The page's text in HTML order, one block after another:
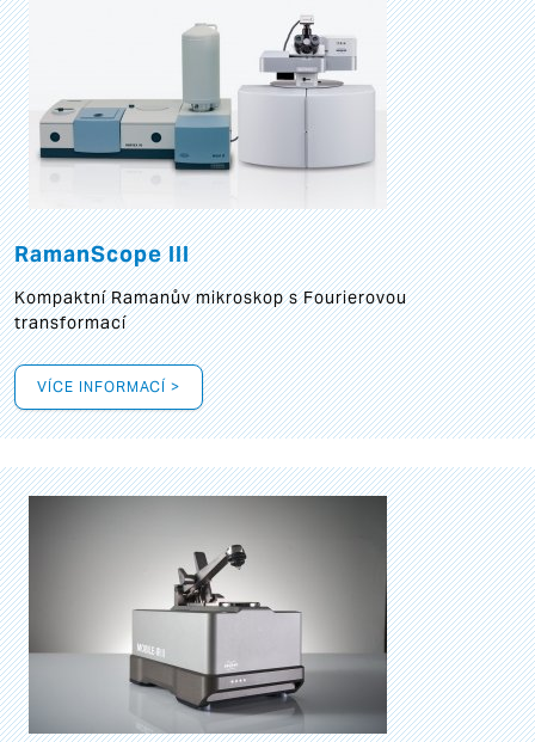
RamanScope III
Kompaktní Ramanův mikroskop s Fourierovou
transformací
VÍCE INFORMACÍ >